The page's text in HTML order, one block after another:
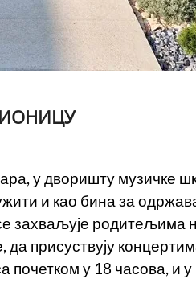
у дворишту музичке
и као бина за
захваљује родитељима
присуствују
у 18 часова, и у